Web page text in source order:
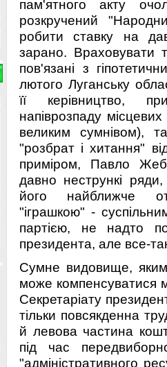
пам'ятного акту
розкручений
робити ставку на
зарано. Враховувати
пов'язані з
лютого Луганську
її керівництво,
напіврозпаду
великим сумнівом),
"розбрат і хитання"
приміром, Павло
давно нестрункі
його найближче
"іграшкою" -
партією, не надто
президента, але все-
Сумне видовище, яким
може компенсуватися
Секретаріату
тільки повсякденна
й левова частина
під час
"адміністративного